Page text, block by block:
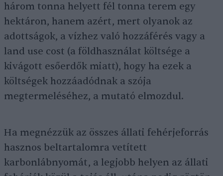
három tonna helyett fél tonna terem egy
hektáron, hanem azért, mert olyanok az
adottságok, a vízhez való hozzáférés vagy a
land use cost (a földhasználat költsége a
kivágott esőerdők miatt), hogy ha ezek a
költségek hozzáadódnak a szója
megtermeléséhez, a mutató elmozdul.
Ha megnézzük az összes állati fehérjeforrás
hasznos beltartalomra vetített
karbonlábnyomát, a legjobb helyen az állati